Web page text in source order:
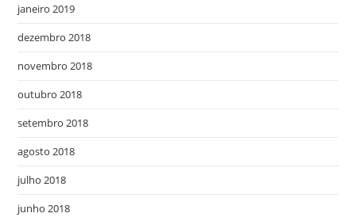
janeiro 2019
dezembro 2018
novembro 2018
outubro 2018
setembro 2018
agosto 2018
julho 2018
junho 2018